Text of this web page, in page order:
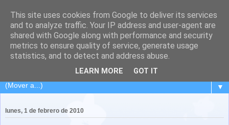
El Carpintero Travieso
Viaje de ida y vuelta a L´Hospitalet... pasando por la isla de
los volcanes... Lanzarote.
▼
lunes, 1 de febrero de 2010
This site uses cookies from Google to deliver its services
and to analyze traffic. Your IP address and user-agent are
shared with Google along with performance and security
metrics to ensure quality of service, generate usage
statistics, and to detect and address abuse.
LEARN MORE GOT IT